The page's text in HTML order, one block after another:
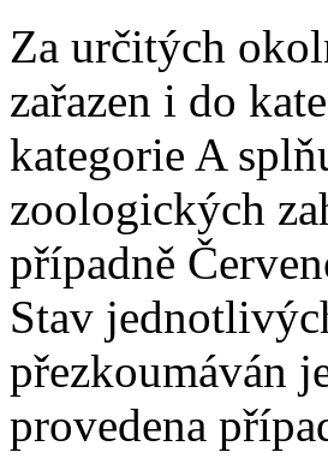
Za určitých
zařazen i do
kategorie A
zoologických
případně
Stav
přezkoumáván
provedena